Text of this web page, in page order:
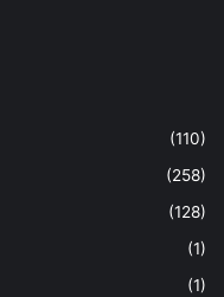
(110)
(258)
(128)
(1)
(1)